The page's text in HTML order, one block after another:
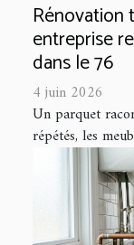
Rénovation
entreprise
dans le 76
4 juin 2026
Un parquet
répétés, les